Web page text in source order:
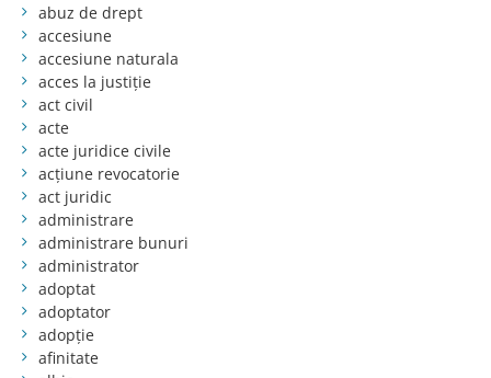
abuz de drept
accesiune
accesiune naturala
acces la justiție
act civil
acte
acte juridice civile
acțiune revocatorie
act juridic
administrare
administrare bunuri
administrator
adoptat
adoptator
adopție
afinitate